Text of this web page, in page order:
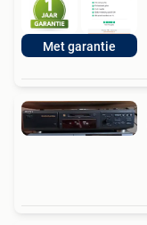
Met garantie